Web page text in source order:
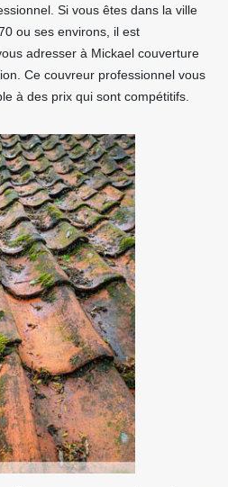
Si vous êtes dans la ville
ou ses environs, il est
adresser à Mickael couverture
Ce couvreur professionnel vous
à des prix qui sont compétitifs.